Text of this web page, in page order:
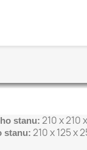
stanu: 210 x 210
stanu: 210 x 125 x